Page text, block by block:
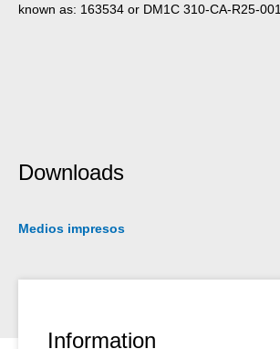
known as: 163534 or DM1C 310-CA-R25-001
Downloads
Medios impresos
Information